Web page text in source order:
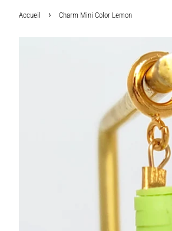
Accueil › Charm Mini Color Lemon